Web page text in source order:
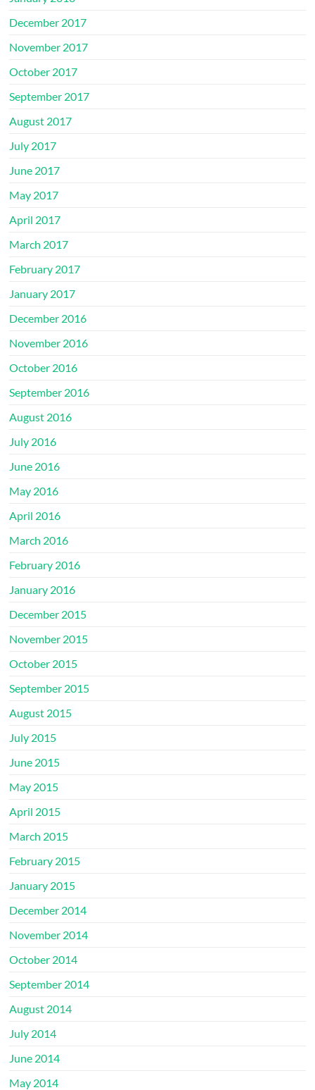
December 2017
November 2017
October 2017
September 2017
August 2017
July 2017
June 2017
May 2017
April 2017
March 2017
February 2017
January 2017
December 2016
November 2016
October 2016
September 2016
August 2016
July 2016
June 2016
May 2016
April 2016
March 2016
February 2016
January 2016
December 2015
November 2015
October 2015
September 2015
August 2015
July 2015
June 2015
May 2015
April 2015
March 2015
February 2015
January 2015
December 2014
November 2014
October 2014
September 2014
August 2014
July 2014
June 2014
May 2014